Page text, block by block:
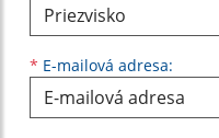
* E-mailová adresa: